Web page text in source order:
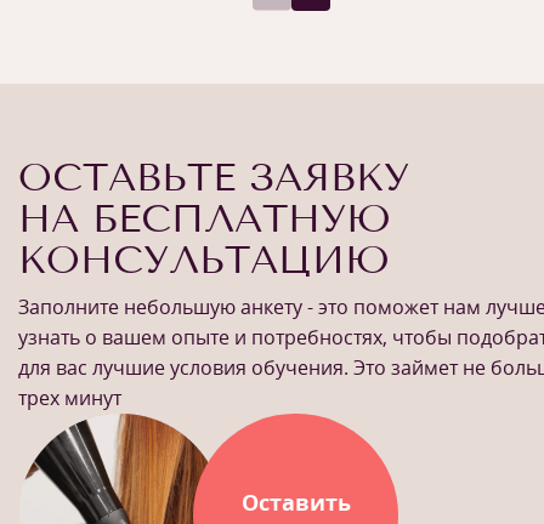
ОСТАВЬТЕ ЗАЯВКУ
НА БЕСПЛАТНУЮ
КОНСУЛЬТАЦИЮ
Заполните небольшую анкету - это поможет нам
узнать о вашем опыте и потребностях, чтобы
для вас лучшие условия обучения. Это займет не
трех минут
Оставить